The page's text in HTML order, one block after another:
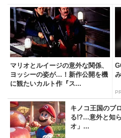
マリオとルイージの意外な関係、
ヨッシーの姿が…！新作公開を機
に観たいカルト作『ス...
キノコ王国のブ
る!?…意外と知
オ」...